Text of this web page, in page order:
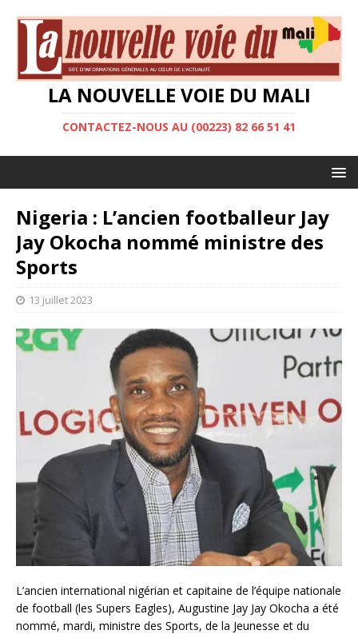
LA NOUVELLE VOIE DU MALI
CONTACTEZ-NOUS AU (00223) 82 66 51 41
Nigeria : L’ancien footballeur Jay
Jay Okocha nommé ministre des
Sports
13 juillet 2023
L’ancien international nigérian et capitaine de l’équipe nationale
de football (les Supers Eagles), Augustine Jay Jay Okocha a été
nommé, mardi, ministre des Sports, de la Jeunesse et du